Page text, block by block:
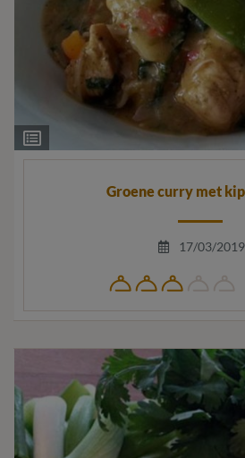
Ingrediëntenlijst
Groene curry met
17/03/2019